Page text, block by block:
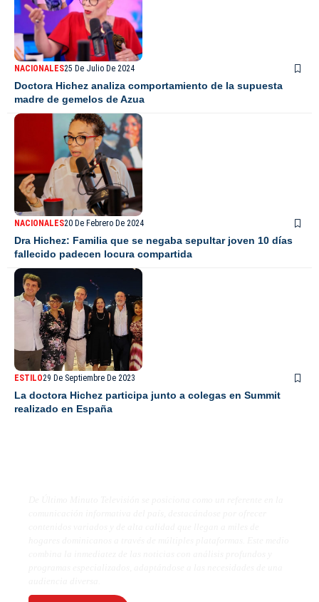
NACIONALES25 De Julio De 2024
Doctora Hichez analiza comportamiento de la supuesta
madre de gemelos de Azua
NACIONALES20 De Febrero De 2024
Dra Hichez: Familia que se negaba sepultar joven 10 días
fallecido padecen locura compartida
ESTILO29 De Septiembre De 2023
La doctora Hichez participa junto a colegas en Summit
realizado en España